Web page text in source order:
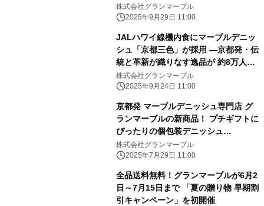
の食文化をつなぐ「ミルキーショコ
ラ」新発売
株式会社グランマーブル
2025年9月29日 11:00
JALハワイ線機内食にマーブルデニッ
シュ「京都三色」が採用 ―京都発・伝
統と革新が織りなす逸品が 約8万人の
乗客に美味しさを届ける―
株式会社グランマーブル
2025年9月24日 11:00
京都発 マーブルデニッシュ専門店 グ
ランマーブルの新商品！ プチギフトに
ぴったりの個包装デニッシュ
「PARTAGER(パルタージェ)ポーチ」
発売
株式会社グランマーブル
2025年7月29日 11:00
全品送料無料！グランマーブルが6月2
日～7月15日まで 「夏の贈り物 早期割
引キャンペーン」を初開催